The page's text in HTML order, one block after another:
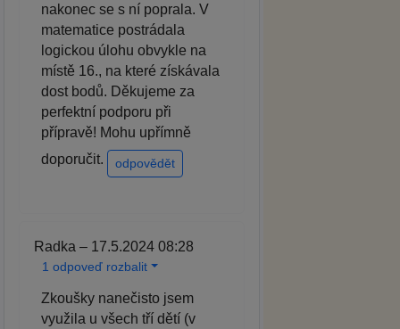
nakonec se s ní poprala. V
matematice postrádala
logickou úlohu obvykle na
místě 16., na které získávala
dost bodů. Děkujeme za
perfektní podporu při
přípravě! Mohu upřímně
doporučit.
odpovědět
Radka – 17.5.2024 08:28
1 odpoveď rozbalit
Zkoušky nanečisto jsem
využila u všech tří dětí (v